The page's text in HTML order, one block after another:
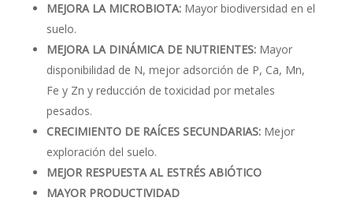
MEJORA LA MICROBIOTA:Mayor biodiversidad en el
suelo.
MEJORA LA DINÁMICA DE NUTRIENTES:Mayor
disponibilidad de N, mejor adsorción de P, Ca, Mn,
Fe y Zn y reducción de toxicidad por metales
pesados.
CRECIMIENTO DE RAÍCES SECUNDARIAS: Mejor
exploración del suelo.
MEJOR RESPUESTA AL ESTRÉS ABIÓTICO
MAYOR PRODUCTIVIDAD